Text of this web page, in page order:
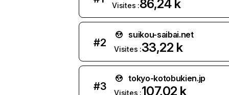
Visites :86,24 k
#2
suikou-saibai.net
Visites :33,22 k
#3
tokyo-kotobukien.jp
Visites :107,02 k